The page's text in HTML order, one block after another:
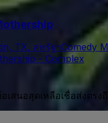
TX, สหรัฐฯComedy
- Complex
เสนอสุดเหลือเชื่อส่งตรง